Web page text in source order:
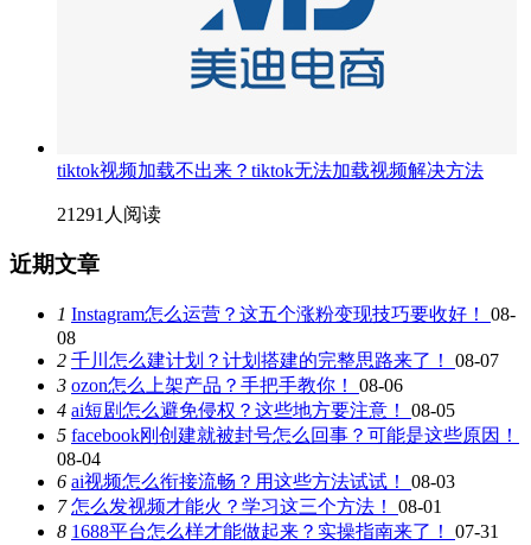
tiktok视频加载不出来？tiktok无法加载视频解决方法
21291人阅读
近期文章
1 Instagram怎么运营？这五个涨粉变现技巧要收好！ 08-
08
2 千川怎么建计划？计划搭建的完整思路来了！ 08-07
3 ozon怎么上架产品？手把手教你！ 08-06
4 ai短剧怎么避免侵权？这些地方要注意！ 08-05
5 facebook刚创建就被封号怎么回事？可能是这些原因！
08-04
6 ai视频怎么衔接流畅？用这些方法试试！ 08-03
7 怎么发视频才能火？学习这三个方法！ 08-01
8 1688平台怎么样才能做起来？实操指南来了！ 07-31